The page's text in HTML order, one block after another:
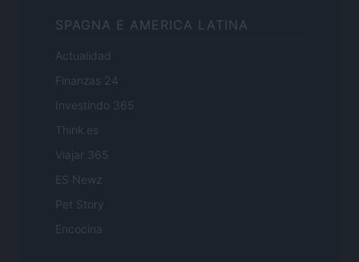
SPAGNA E AMERICA LATINA
Actualidad
Finanzas 24
Investindo 365
Think.es
Viajar 365
ES Newz
Pet Story
Encocina